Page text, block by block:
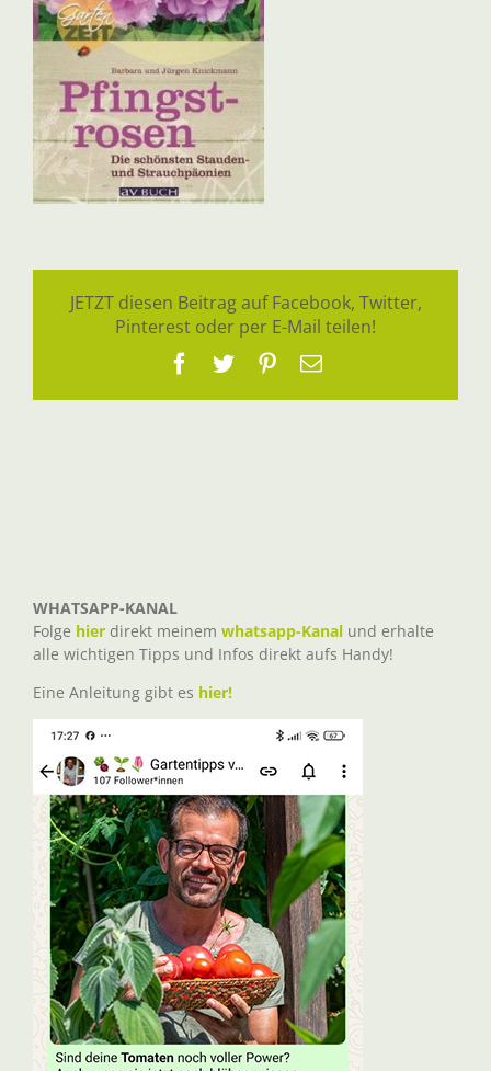
JETZT diesen Beitrag auf Facebook, Twitter,
Pinterest oder per E-Mail teilen!
Facebook
TwitterPinterest
E-
WHATSAPP-KANAL
Folge hier direkt meinem whatsapp-Kanal und erhalte
alle wichtigen Tipps und Infos direkt aufs Handy!
Eine Anleitung gibt es hier!